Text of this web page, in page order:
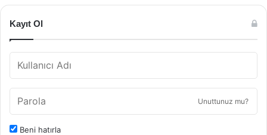
Kayıt Ol
Unuttunuz mu?
Beni hatırla